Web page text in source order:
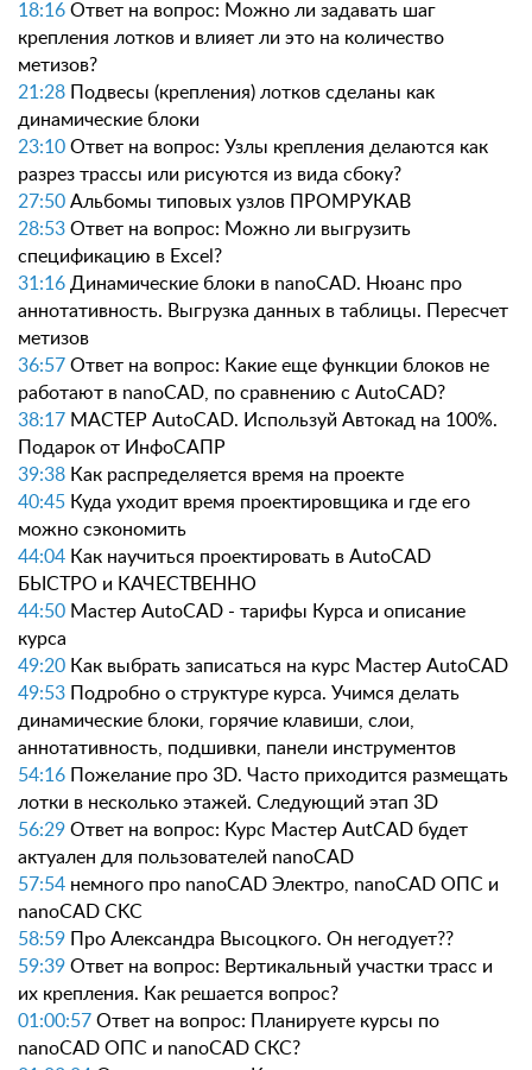
18:16 Ответ на вопрос: Можно ли задавать шаг
крепления лотков и влияет ли это на количество
метизов?
21:28 Подвесы (крепления) лотков сделаны как
динамические блоки
23:10 Ответ на вопрос: Узлы крепления делаются как
разрез трассы или рисуются из вида сбоку?
27:50 Альбомы типовых узлов ПРОМРУКАВ
28:53 Ответ на вопрос: Можно ли выгрузить
спецификацию в Excel?
31:16 Динамические блоки в nanoCAD. Нюанс про
аннотативность. Выгрузка данных в таблицы. Пересчет
метизов
36:57 Ответ на вопрос: Какие еще функции блоков не
работают в nanoCAD, по сравнению с AutoCAD?
38:17 МАСТЕР AutoCAD. Используй Автокад на 100%.
Подарок от ИнфоСАПР
39:38 Как распределяется время на проекте
40:45 Куда уходит время проектировщика и где его
можно сэкономить
44:04 Как научиться проектировать в AutoCAD
БЫСТРО и КАЧЕСТВЕННО
44:50 Мастер AutoCAD - тарифы Курса и описание
курса
49:20 Как выбрать записаться на курс Мастер AutoCAD
49:53 Подробно о структуре курса. Учимся делать
динамические блоки, горячие клавиши, слои,
аннотативность, подшивки, панели инструментов
54:16 Пожелание про 3D. Часто приходится размещать
лотки в несколько этажей. Следующий этап 3D
56:29 Ответ на вопрос: Курс Мастер AutCAD будет
актуален для пользователей nanoCAD
57:54 немного про nanoCAD Электро, nanoCAD ОПС и
nanoCAD CKC
58:59 Про Александра Высоцкого. Он негодует??
59:39 Ответ на вопрос: Вертикальный участки трасс и
их крепления. Как решается вопрос?
01:00:57 Ответ на вопрос: Планируете курсы по
nanoCAD ОПС и nanoCAD CКС?